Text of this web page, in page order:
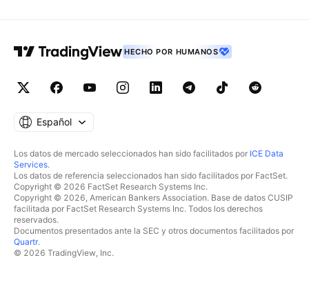
HECHO POR HUMANOS
Español
Los datos de mercado seleccionados han sido facilitados por ICE Data
Services.
Los datos de referencia seleccionados han sido facilitados por FactSet.
Copyright © 2026 FactSet Research Systems Inc.
Copyright © 2026, American Bankers Association. Base de datos CUSIP
facilitada por FactSet Research Systems Inc. Todos los derechos
reservados.
Documentos presentados ante la SEC y otros documentos facilitados por
Quartr.
© 2026 TradingView, Inc.